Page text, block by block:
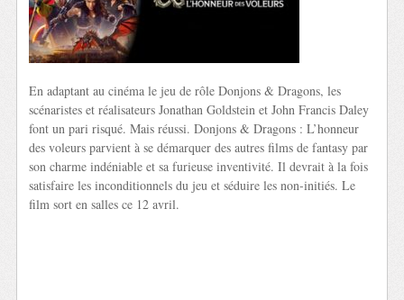
En adaptant au cinéma le jeu de rôle Donjons & Dragons, les
scénaristes et réalisateurs Jonathan Goldstein et John Francis Daley
font un pari risqué. Mais réussi. Donjons & Dragons : L’honneur
des voleurs parvient à se démarquer des autres films de fantasy par
son charme indéniable et sa furieuse inventivité. Il devrait à la fois
satisfaire les inconditionnels du jeu et séduire les non-initiés. Le
film sort en salles ce 12 avril.